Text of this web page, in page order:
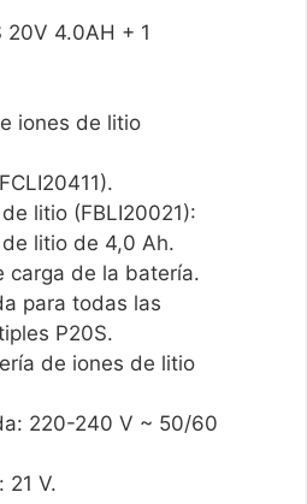
20V 4.0AH + 1
iones de litio
litio (FBLI20021):
litio de 4,0 Ah.
carga de la batería.
para todas las
P20S.
de iones de litio
220-240 V ~ 50/60
21 V.